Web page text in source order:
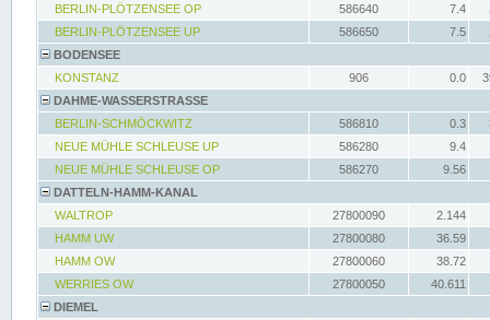
BERLIN-PLÖTZENSEE OP
586640 7.4
BERLIN-PLÖTZENSEE UP
586650 7.5
BODENSEE
KONSTANZ
906 0.0
DAHME-WASSERSTRASSE
BERLIN-SCHMÖCKWITZ
586810 0.3
NEUE MÜHLE SCHLEUSE UP
586280
9.4
NEUE MÜHLE SCHLEUSE OP
586270
9.56
DATTELN-HAMM-KANAL
WALTROP
27800090
2.144
HAMM UW
27800080
36.59
HAMM OW
27800060
38.72
WERRIES OW
27800050
40.611
DIEMEL